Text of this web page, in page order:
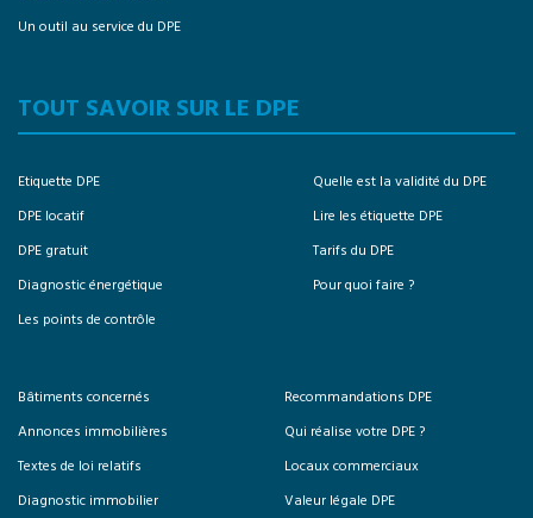
Un outil au service du DPE
TOUT SAVOIR SUR LE DPE
Etiquette DPE
DPE locatif
DPE gratuit
Diagnostic énergétique
Les points de contrôle
Quelle est la validité du DPE
Lire les étiquette DPE
Tarifs du DPE
Pour quoi faire ?
Bâtiments concernés
Annonces immobilières
Textes de loi relatifs
Diagnostic immobilier
Recommandations DPE
Qui réalise votre DPE ?
Locaux commerciaux
Valeur légale DPE